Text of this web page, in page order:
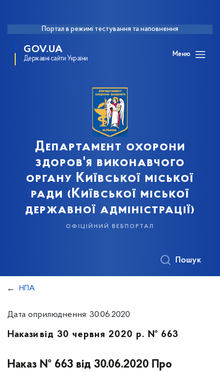
Портал в режимі тестування та наповнення
GOV.UA
Державні сайти України
Меню
Департамент охорони
здоров'я виконавчого
органу Київської міської
ради (Київської міської
державної адміністрації)
офіційний вебпортал
Пошук
НПА
Дата оприлюднення: 30.06.2020
Накази від 30 червня 2020 р. № 663
Наказ № 663 від 30.06.2020 Про